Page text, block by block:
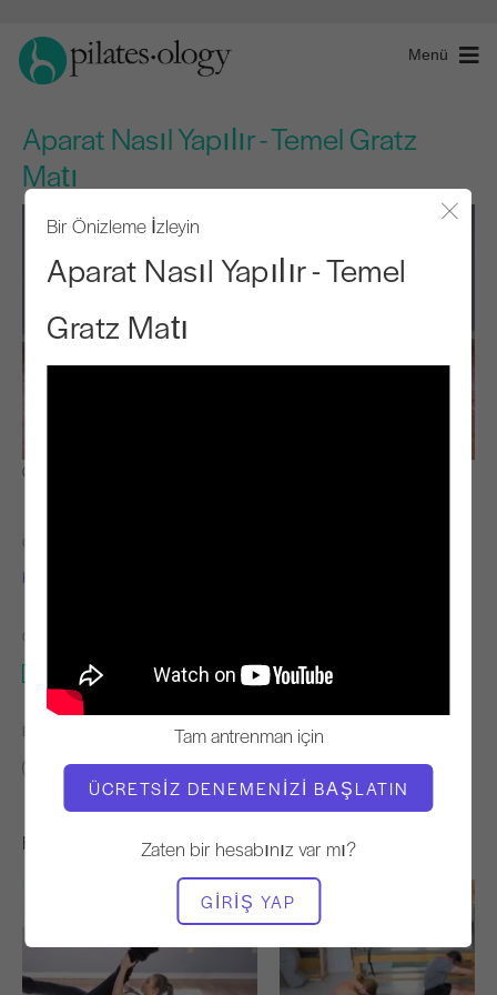
Menü
Aparat Nasıl Yapılır - Temel Gratz
Matı
Bir Önizleme İzleyin
Aparat Nasıl Yapılır - Temel
Gratz Matı
Tam antrenman için
ÜCRETSIZ DENEMENIZI BAŞLATIN
Zaten bir hesabınız var mı?
GIRIŞ YAP
Gözlemle ve Öğren
ÖĞRETMEN
Kathi Ross Nash
GEREKLI EKIPMAN
BENZER SINIFLARI BULUN
20 - 30 dakika
Mat
Hoşunuza Gidebilecek Diğer Egzersizler